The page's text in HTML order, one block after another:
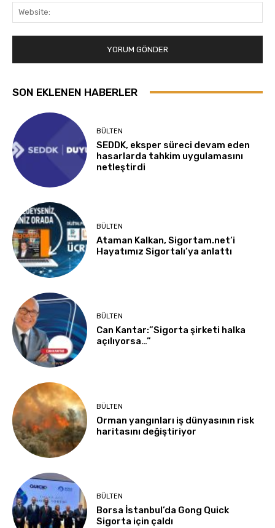
SON EKLENEN HABERLER
BÜLTEN
SEDDK, eksper süreci devam eden
hasarlarda tahkim uygulamasını
netleştirdi
BÜLTEN
Ataman Kalkan, Sigortam.net’i
Hayatımız Sigortalı’ya anlattı
BÜLTEN
Can Kantar:”Sigorta şirketi halka
açılıyorsa…”
BÜLTEN
Orman yangınları iş dünyasının risk
haritasını değiştiriyor
BÜLTEN
Borsa İstanbul’da Gong Quick
Sigorta için çaldı